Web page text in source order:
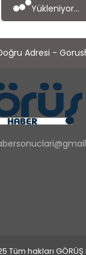
Yükleniyor...
Adresi -
hakları GÖRÜŞ